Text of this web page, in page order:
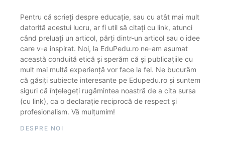
Pentru că scrieți despre educație, sau cu atât mai mult
datorită acestui lucru, ar fi util să citați cu link, atunci
când preluați un articol, părți dintr-un articol sau o idee
care v-a inspirat. Noi, la EduPedu.ro ne-am asumat
această conduită etică și sperăm că și publicațiile cu
mult mai multă experiență vor face la fel. Ne bucurăm
că găsiți subiecte interesante pe Edupedu.ro și suntem
siguri că înțelegeți rugămintea noastră de a cita sursa
(cu link), ca o declarație reciprocă de respect și
profesionalism. Vă mulțumim!
DESPRE NOI